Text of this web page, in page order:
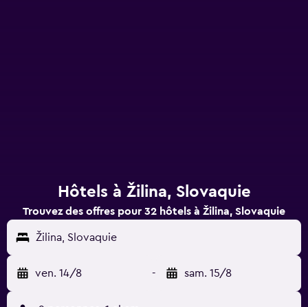
Hôtels à Žilina, Slovaquie
Trouvez des offres pour 32 hôtels à Žilina, Slovaquie
Žilina, Slovaquie
ven. 14/8 - sam. 15/8